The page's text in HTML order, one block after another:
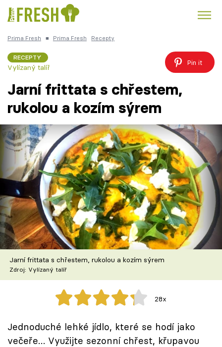
Česká kuchyně
Témata
Recepty
Články
TV Program
Škola vaření
Recepty z TV
Speciál: Cuketa
Těhotnej kuchař
Sledujte prima+
Prima Fresh ■ Prima Fresh Recepty
RECEPTY
Vylízaný talíř
Pin it
Jarní frittata s chřestem,
rukolou a kozím sýrem
Jarní frittata s chřestem, rukolou a kozím sýrem
Zdroj: Vylízaný talíř
28x
Jednoduché lehké jídlo, které se hodí jako
večeře… Využijte sezonní chřest, křupavou